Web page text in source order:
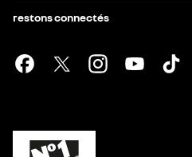
restons connectés